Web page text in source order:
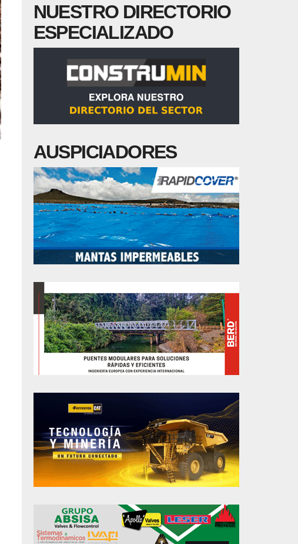
NUESTRO DIRECTORIO
ESPECIALIZADO
AUSPICIADORES